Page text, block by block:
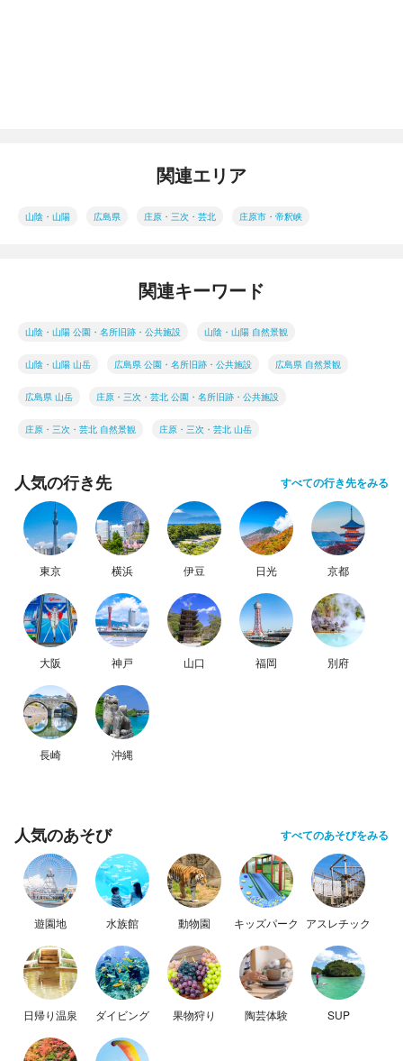
関連エリア
山陰・山陽 広島県 庄原・三次・芸北 庄原市・帝釈峡
関連キーワード
山陰・山陽 公園・名所旧跡・公共施設 山陰・山陽 自然景観
山陰・山陽 山岳 広島県 公園・名所旧跡・公共施設 広島県 自然景観
広島県 山岳 庄原・三次・芸北 公園・名所旧跡・公共施設
庄原・三次・芸北 自然景観 庄原・三次・芸北 山岳
人気の行き先 すべての行き先をみる
東京 横浜 伊豆 日光 京都
大阪 神戸 山口 福岡 別府
長崎 沖縄
人気のあそび すべてのあそびをみる
遊園地 水族館 動物園 キッズパーク アスレチック
日帰り温泉 ダイビング 果物狩り 陶芸体験 SUP